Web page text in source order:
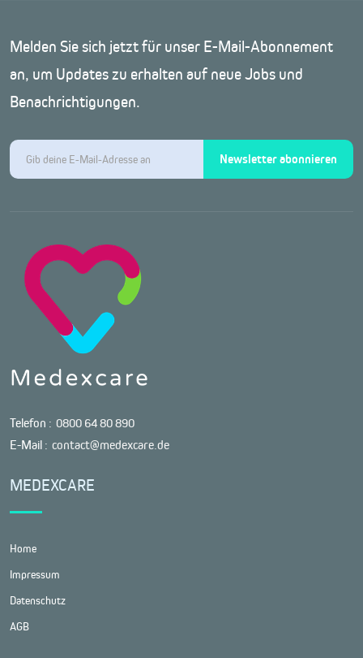
Melden Sie sich jetzt für unser E-Mail-Abonnement
an, um Updates zu erhalten auf neue Jobs und
Benachrichtigungen.
Newsletter abonnieren
Telefon : 0800 64 80 890
E-Mail : contact@medexcare.de
MEDEXCARE
Home
Impressum
Datenschutz
AGB